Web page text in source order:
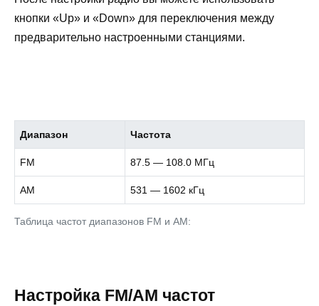
кнопки «Up» и «Down» для переключения между
предварительно настроенными станциями.
Таблица частот диапазонов FM и AM:
Диапазон Частота
FM 87.5 — 108.0 МГц
AM 531 — 1602 кГц
Настройка FM/AM частот